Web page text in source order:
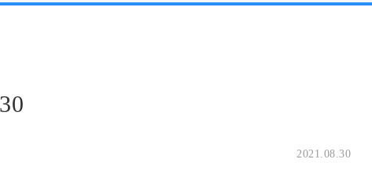
2021.08.30